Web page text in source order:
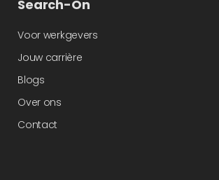
Search-On
Voor werkgevers
Jouw carrière
Blogs
Over ons
Contact